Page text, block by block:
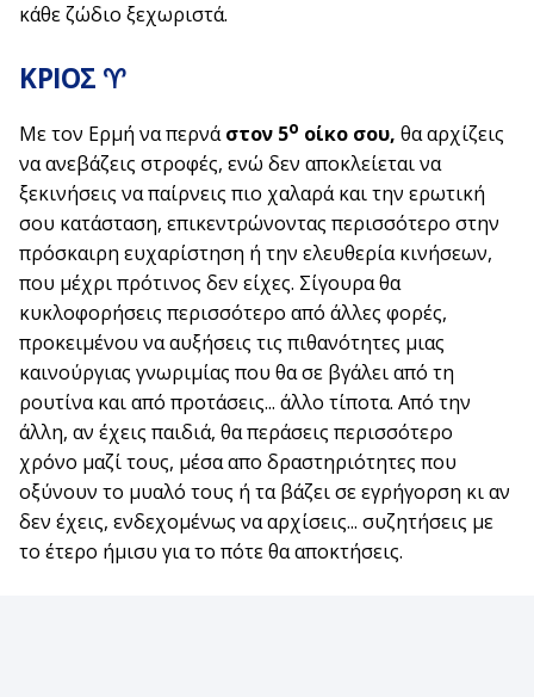
κάθε ζώδιο ξεχωριστά.
ΚΡΙΟΣ ♈
Με τον Ερμή να περνάστον 5ο οίκο σου, θα αρχίζεις
να ανεβάζεις στροφές, ενώ δεν αποκλείεται να
ξεκινήσεις να παίρνεις πιο χαλαρά και την ερωτική
σου κατάσταση, επικεντρώνοντας περισσότερο στην
πρόσκαιρη ευχαρίστηση ή την ελευθερία κινήσεων,
που μέχρι πρότινος δεν είχες. Σίγουρα θα
κυκλοφορήσεις περισσότερο από άλλες φορές,
προκειμένου να αυξήσεις τις πιθανότητες μιας
καινούργιας γνωριμίας που θα σε βγάλει από τη
ρουτίνα και από προτάσεις... άλλο τίποτα. Από την
άλλη, αν έχεις παιδιά, θα περάσεις περισσότερο
χρόνο μαζί τους, μέσα απο δραστηριότητες που
οξύνουν το μυαλό τους ή τα βάζει σε εγρήγορση κι αν
δεν έχεις, ενδεχομένως να αρχίσεις... συζητήσεις με
το έτερο ήμισυ για το πότε θα αποκτήσεις.